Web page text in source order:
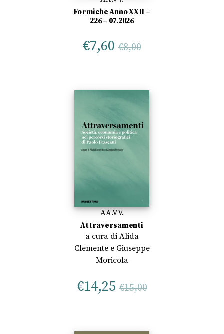
Formiche Anno XXII –
226 – 07.2026
€7,60 €8,00
AA.VV.
Attraversamenti
a cura di Alida
Clementee Giuseppe
Moricola
€14,25 €15,00